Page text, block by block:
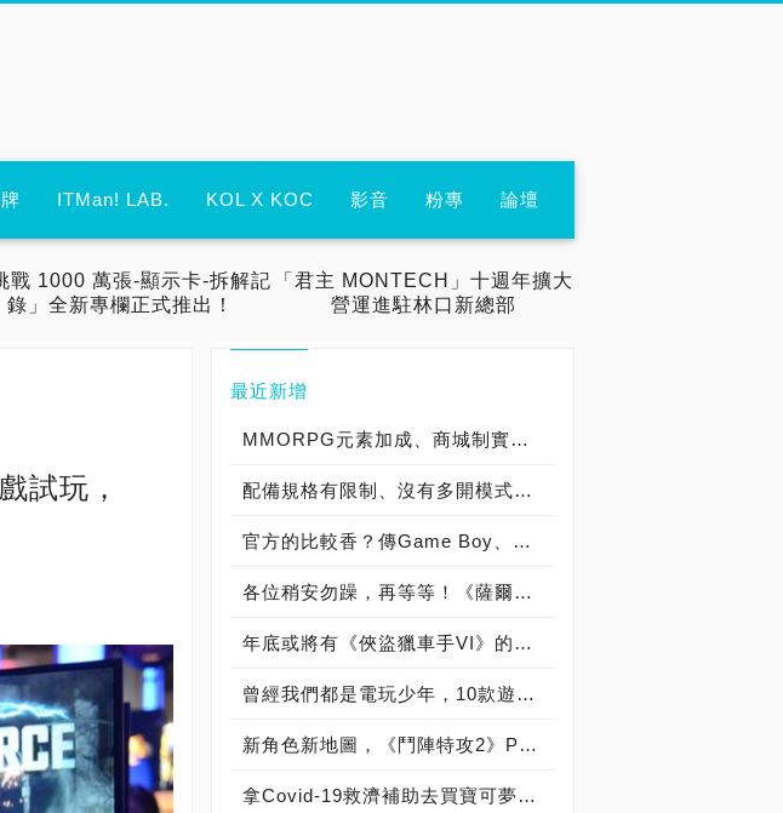
ITMan! LAB. KOL X KOC 影音 粉專 論壇
戰 1000 萬張-顯示卡-拆解記
錄」全新專欄正式推出！
「君主 MONTECH」十週年擴大
營運進駐林口新總部
試玩，
最近新增
MMORPG元素加成、商城制實裝、隨時可打寶，《暗黑破壞神 永生不朽》是否值得7月8日之後一玩？
配備規格有限制、沒有多開模式，是否能在模擬器版圖中突圍？Google Play遊戲Beta版試玩體驗
官方的比較香？傳Game Boy、Game Boy Advance模擬器即將加入Switch Online！
各位稍安勿躁，再等等！《薩爾達傳說：曠野之息2》上市日延期至2023年春季
年底或將有《俠盜獵車手VI》的官方正式公告，但在2024年底前，我們依舊玩不到
曾經我們都是電玩少年，10款遊戲模擬器帶你夢回青春時代
新角色新地圖，《鬥陣特攻2》PVP Beta測試報名開跑！
拿Covid-19救濟補助去買寶可夢卡牌，遭判3年牢飯、卡片沒收、償還補助、還要罰款